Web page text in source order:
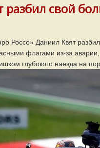
разбил свой
Россо» Даниил Квят
флагами из-за
глубокого наезда на